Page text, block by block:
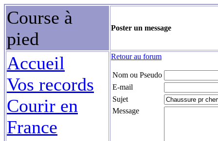
Course à
pied
Poster un message
Accueil
Vos records
Courir en
France
Retour au forum
Nom ou Pseudo
E-mail
Sujet
Message